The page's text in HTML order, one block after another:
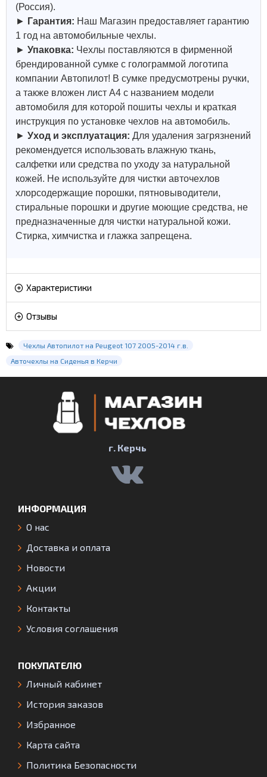
(Россия).
► Гарантия: Наш Магазин предоставляет гарантию
1 год на автомобильные чехлы.
► Упаковка: Чехлы поставляются в фирменной
брендированной сумке с голограммой логотипа
компании Автопилот! В сумке предусмотрены ручки,
а также вложен лист А4 с названием модели
автомобиля для которой пошиты чехлы и краткая
инструкция по установке чехлов на автомобиль.
► Уход и эксплуатация: Для удаления загрязнений
рекомендуется использовать влажную ткань,
салфетки или средства по уходу за натуральной
кожей. Не используйте для чистки авточехлов
хлорсодержащие порошки, пятновыводители,
стиральные порошки и другие моющие средства, не
предназначенные для чистки натуральной кожи.
Стирка, химчистка и глажка запрещена.
Характеристики
Отзывы
Чехлы Автопилот на Peugeot 107 2005-2014 г.в.
Авточехлы на Сиденья в Керчи
г. Керчь
ИНФОРМАЦИЯ
О нас
Доставка и оплата
Новости
Акции
Контакты
Условия соглашения
ПОКУПАТЕЛЮ
Личный кабинет
История заказов
Избранное
Карта сайта
Политика Безопасности